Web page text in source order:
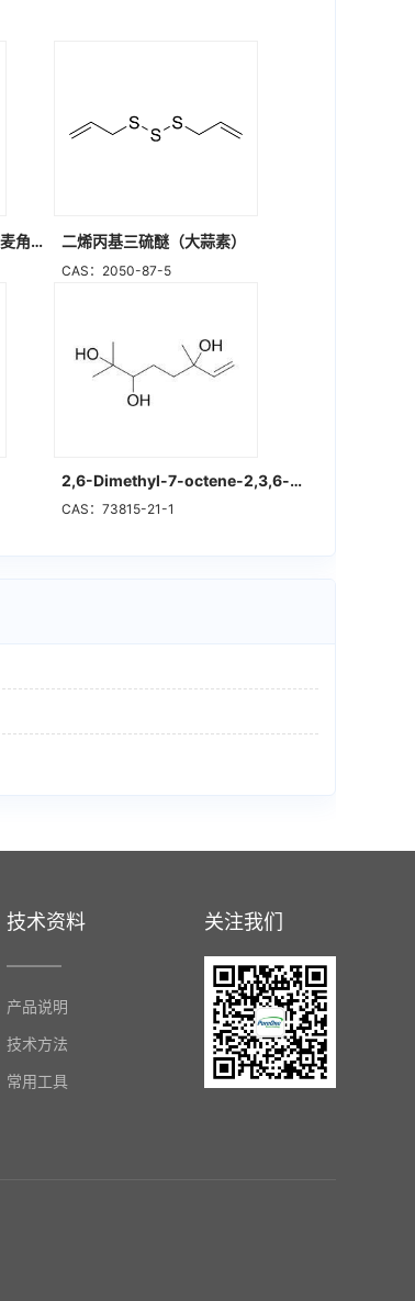
(14beta,22E)-8,14-环氧基麦角甾-4,22-二烯-3,6-二酮 二烯丙基三硫醚（大蒜素）
CAS：2050-87-5
2,6-Dimethyl-7-octene-2,3,6-triol
CAS：73815-21-1
技术资料
产品说明
技术方法
常用工具
关注我们